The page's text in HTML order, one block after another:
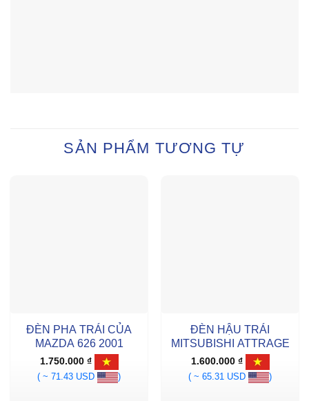
SẢN PHẨM TƯƠNG TỰ
ĐÈN PHA TRÁI CỦA
MAZDA 626 2001
1.750.000 ₫
( ~ 71.43 USD
)
ĐÈN HẬU TRÁI
MITSUBISHI ATTRAGE
1.600.000 ₫
( ~ 65.31 USD
)